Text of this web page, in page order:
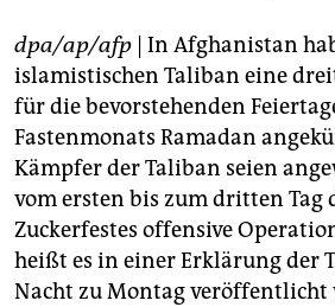
shop
fragen & hilfe
unterstützen
abo
genossenschaft
epaper login
dpa/ap/afp | In Afghanistan
islamistischen Taliban eine
für die bevorstehenden
Fastenmonats Ramadan
Kämpfer der Taliban seien
vom ersten bis zum dritten
Zuckerfestes offensive
heißt es in einer Erklärung der
Nacht zu Montag veröffentlicht